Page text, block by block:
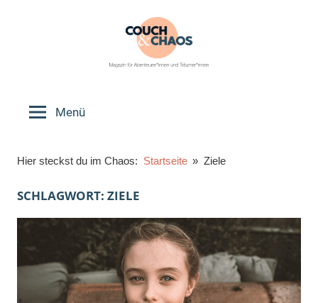
Chaos
Menü
Hier steckst du im Chaos: Startseite Ziele
SCHLAGWORT: ZIELE